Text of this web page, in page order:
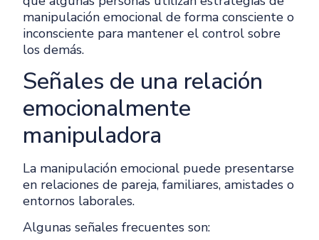
manipulación emocional de forma consciente o
inconsciente para mantener el control sobre
los demás.
Señales de una relación
emocionalmente
manipuladora
La manipulación emocional puede presentarse
en relaciones de pareja, familiares, amistades o
entornos laborales.
Algunas señales frecuentes son: